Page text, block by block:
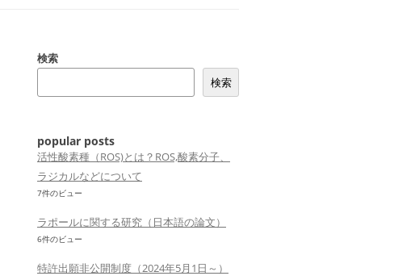
検索
検索
popular posts
活性酸素種（ROS)とは？ROS,酸素分子、
ラジカルなどについて
7件のビュー
ラポールに関する研究（日本語の論文）
6件のビュー
特許出願非公開制度（2024年5月1日～）